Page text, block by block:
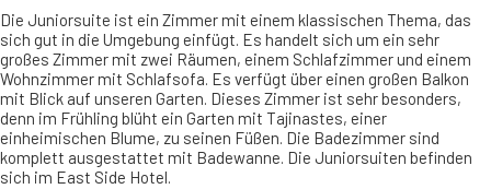
Die Juniorsuite ist ein Zimmer mit einem klassischen Thema, das
sich gut in die Umgebung einfügt. Es handelt sich um ein sehr
großes Zimmer mit zwei Räumen, einem Schlafzimmer und einem
Wohnzimmer mit Schlafsofa. Es verfügt über einen großen Balkon
mit Blick auf unseren Garten. Dieses Zimmer ist sehr besonders,
denn im Frühling blüht ein Garten mit Tajinastes, einer
einheimischen Blume, zu seinen Füßen. Die Badezimmer sind
komplett ausgestattet mit Badewanne. Die Juniorsuiten befinden
sich im East Side Hotel.